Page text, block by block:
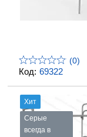
Код: 69322
(0)
Хит
Серые
всегда в